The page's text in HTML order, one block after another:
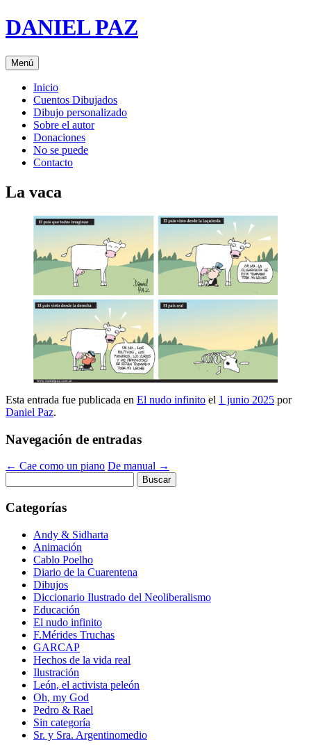
Saltar
al
DANIEL PAZ
Menú
Inicio
Cuentos Dibujados
Dibujo personalizado
Sobre el autor
Donaciones
No se puede
Contacto
La vaca
Esta entrada fue publicada en El nudo infinito el 1 junio 2025 por
Daniel Paz.
Navegación de entradas
← Cae como un piano De manual →
Categorías
Andy & Sidharta
Animación
Cablo Poelho
Diario de la Cuarentena
Dibujos
Diccionario Ilustrado del Neoliberalismo
Educación
El nudo infinito
F.Mérides Truchas
GARCAP
Hechos de la vida real
Ilustración
León, el activista peleón
Oh, my God
Pedro & Rael
Sin categoría
Sr. y Sra. Argentinomedio